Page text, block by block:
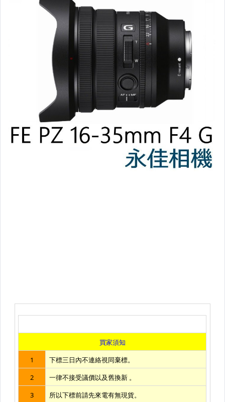
【數位相機】Sony
【數位相機】FUJIFILM
【數位相機】Ricoh
【數位相機】Hasselblad 哈蘇
【空拍機】主機、配件
【相機】Fujifilm拍立得
【相機】傻瓜相機 / 輕便相機
【鏡頭】Leica
【鏡頭】蔡司-ZEISS
【閃光燈】佳能-Canon
【閃光燈】GODOX 神牛/ 其他
【濾鏡】CARL ZEISS 蔡司